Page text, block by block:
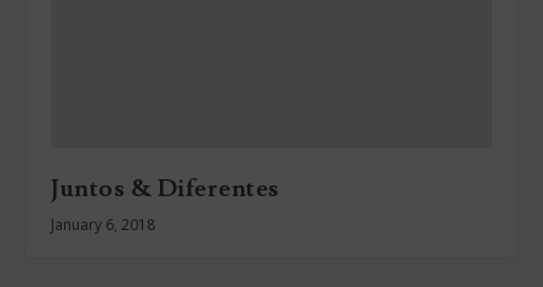
Juntos & Diferentes
January 6, 2018